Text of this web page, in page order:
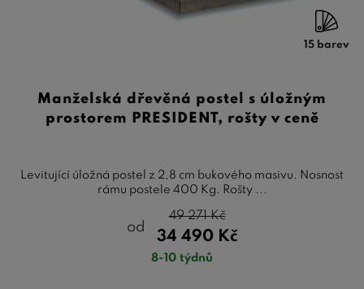
15 barev
Manželská dřevěná postel s úložným
prostorem PRESIDENT, rošty v ceně
Levitující úložná postel z 2,8 cm bukového masivu. Nosnost
rámu postele 400 Kg. Rošty ...
od
34 490 Kč
49 271Kč
8-10 týdnů